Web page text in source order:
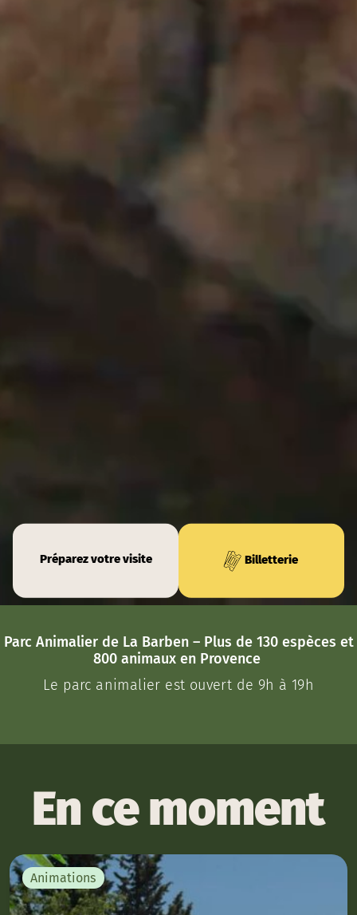
Préparez votre visite Billetterie
Parc Animalier de La Barben – Plus de 130 espèces et
800 animaux en Provence
Le parc animalier est ouvert de 9h à 19h
En ce moment
Animations